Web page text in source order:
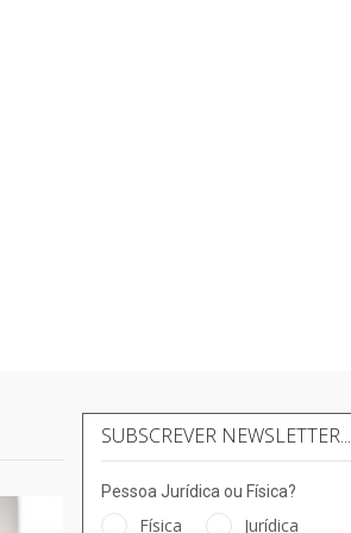
SUBSCREVER NEWSLETTER...
Pessoa Jurídica ou Física?
Física Jurídica